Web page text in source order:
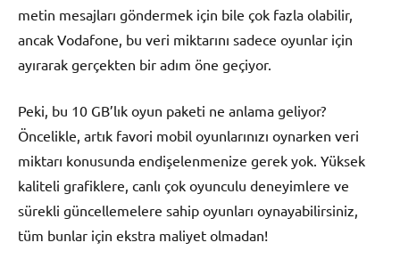
metin mesajları göndermek için bile çok fazla olabilir,
ancak Vodafone, bu veri miktarını sadece oyunlar için
ayırarak gerçekten bir adım öne geçiyor.
Peki, bu 10 GB’lık oyun paketi ne anlama geliyor?
Öncelikle, artık favori mobil oyunlarınızı oynarken veri
miktarı konusunda endişelenmenize gerek yok. Yüksek
kaliteli grafiklere, canlı çok oyunculu deneyimlere ve
sürekli güncellemelere sahip oyunları oynayabilirsiniz,
tüm bunlar için ekstra maliyet olmadan!